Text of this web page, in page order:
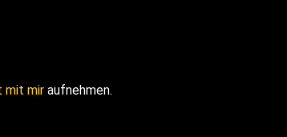
mit mir aufnehmen.